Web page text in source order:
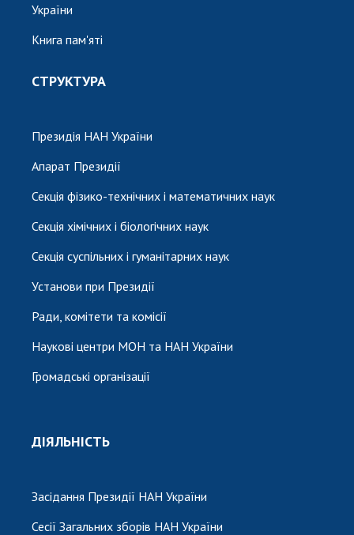
України
Книга пам'яті
СТРУКТУРА
Президія НАН України
Апарат Президії
Секція фізико-технічних і математичних наук
Секція хімічних і біологічних наук
Секція суспільних і гуманітарних наук
Установи при Президії
Ради, комітети та комісії
Наукові центри МОН та НАН України
Громадські організації
ДІЯЛЬНІСТЬ
Засідання Президії НАН України
Сесії Загальних зборів НАН України